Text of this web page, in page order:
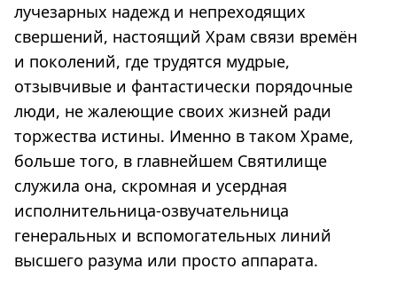
лучезарных надежд и непреходящих
свершений, настоящий Храм связи времён
и поколений, где трудятся мудрые,
отзывчивые и фантастически порядочные
люди, не жалеющие своих жизней ради
торжества истины. Именно в таком Храме,
больше того, в главнейшем Святилище
служила она, скромная и усердная
исполнительница-озвучательница
генеральных и вспомогательных линий
высшего разума или просто аппарата.